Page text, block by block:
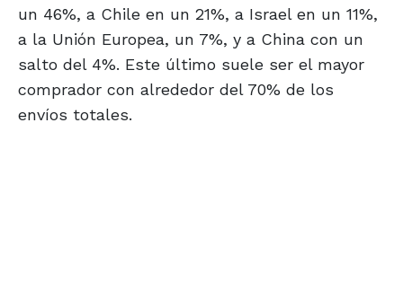
un 46%, a Chile en un 21%, a Israel en un 11%,
a la Unión Europea, un 7%, y a China con un
salto del 4%. Este último suele ser el mayor
comprador con alrededor del 70% de los
envíos totales.